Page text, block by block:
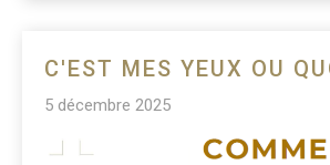
C'EST MES YEUX OU
5 décembre 2025